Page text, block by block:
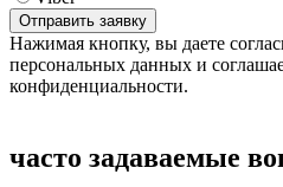
Нажимая кнопку, вы даете
персональных данных и
конфиденциальности.
часто задаваемые